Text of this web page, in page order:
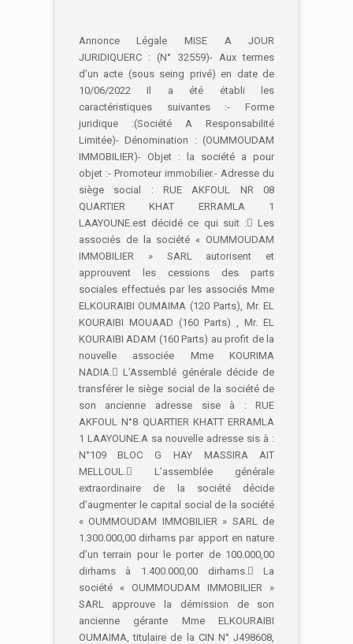
Annonce Légale MISE A JOUR
JURIDIQUERC : (N° 32559)- Aux termes
d’un acte (sous seing privé) en date de
10/06/2022 Il a été établi les
caractéristiques suivantes :- Forme
juridique :(Société A Responsabilité
Limitée)- Dénomination : (OUMMOUDAM
IMMOBILIER)- Objet : la société a pour
objet :- Promoteur immobilier.- Adresse du
siège social : RUE AKFOUL NR 08
QUARTIER KHAT ERRAMLA 1
LAAYOUNE.est décidé ce qui suit : Les
associés de la société « OUMMOUDAM
IMMOBILIER » SARL autorisent et
approuvent les cessions des parts
sociales effectués par les associés Mme
ELKOURAIBI OUMAIMA (120 Parts), Mr. EL
KOURAIBI MOUAAD (160 Parts) , Mr. EL
KOURAIBI ADAM (160 Parts) au profit de la
nouvelle associée Mme KOURIMA
NADIA. L’Assemblé générale décide de
transférer le siège social de la société de
son ancienne adresse sise à : RUE
AKFOUL N°8 QUARTIER KHATT ERRAMLA
1 LAAYOUNE.A sa nouvelle adresse sis à :
N°109 BLOC G HAY MASSIRA AIT
MELLOUL. L’assemblée générale
extraordinaire de la société décide
d’augmenter le capital social de la société
« OUMMOUDAM IMMOBILIER » SARL de
1.300.000,00 dirhams par apport en nature
d’un terrain pour le porter de 100.000,00
dirhams à 1.400.000,00 dirhams. La
société « OUMMOUDAM IMMOBILIER »
SARL approuve la démission de son
ancienne gérante Mme ELKOURAIBI
OUMAIMA, titulaire de la CIN N° J498608,